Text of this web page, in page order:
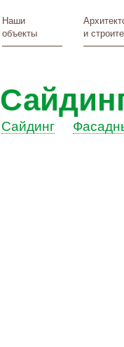
Наши
объекты
и
Сайдинг